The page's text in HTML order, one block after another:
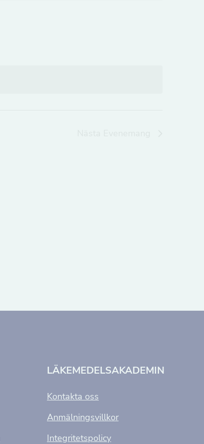
LÄKEMEDELSAKADEMIN
Kontakta oss
Anmälningsvillkor
Integritetspolicy